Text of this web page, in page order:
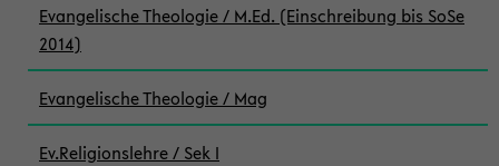
Evangelische Theologie / M.Ed. (Einschreibung bis SoSe
2014)
Evangelische Theologie / Mag
Ev.Religionslehre / Sek I